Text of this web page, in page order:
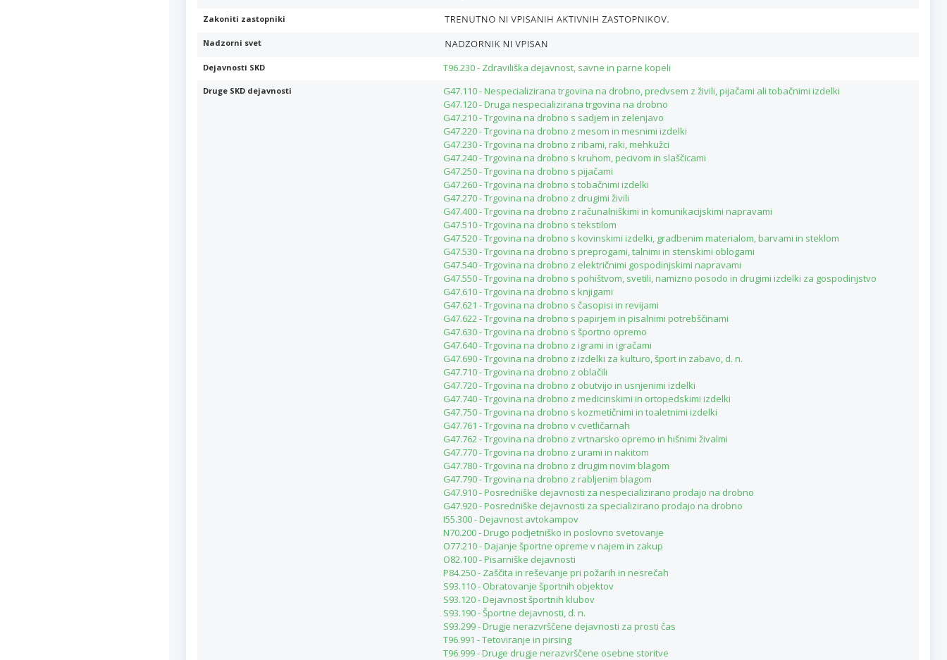
Zakoniti zastopniki
Nadzorni svet
Dejavnosti SKD T96.230 - Zdraviliška dejavnost, savne in parne kopeli
Druge SKD dejavnosti
G47.110 - Nespecializirana trgovina na drobno, predvsem z živili, pijačami ali tobačnimi izdelki
G47.120 - Druga nespecializirana trgovina na drobno
G47.210 - Trgovina na drobno s sadjem in zelenjavo
G47.220 - Trgovina na drobno z mesom in mesnimi izdelki
G47.230 - Trgovina na drobno z ribami, raki, mehkužci
G47.240 - Trgovina na drobno s kruhom, pecivom in slaščicami
G47.250 - Trgovina na drobno s pijačami
G47.260 - Trgovina na drobno s tobačnimi izdelki
G47.270 - Trgovina na drobno z drugimi živili
G47.400 - Trgovina na drobno z računalniškimi in komunikacijskimi napravami
G47.510 - Trgovina na drobno s tekstilom
G47.520 - Trgovina na drobno s kovinskimi izdelki, gradbenim materialom, barvami in steklom
G47.530 - Trgovina na drobno s preprogami, talnimi in stenskimi oblogami
G47.540 - Trgovina na drobno z električnimi gospodinjskimi napravami
G47.550 - Trgovina na drobno s pohištvom, svetili, namizno posodo in drugimi izdelki za gospodinjstvo
G47.610 - Trgovina na drobno s knjigami
G47.621 - Trgovina na drobno s časopisi in revijami
G47.622 - Trgovina na drobno s papirjem in pisalnimi potrebščinami
G47.630 - Trgovina na drobno s športno opremo
G47.640 - Trgovina na drobno z igrami in igračami
G47.690 - Trgovina na drobno z izdelki za kulturo, šport in zabavo, d. n.
G47.710 - Trgovina na drobno z oblačili
G47.720 - Trgovina na drobno z obutvijo in usnjenimi izdelki
G47.740 - Trgovina na drobno z medicinskimi in ortopedskimi izdelki
G47.750 - Trgovina na drobno s kozmetičnimi in toaletnimi izdelki
G47.761 - Trgovina na drobno v cvetličarnah
G47.762 - Trgovina na drobno z vrtnarsko opremo in hišnimi živalmi
G47.770 - Trgovina na drobno z urami in nakitom
G47.780 - Trgovina na drobno z drugim novim blagom
G47.790 - Trgovina na drobno z rabljenim blagom
G47.910 - Posredniške dejavnosti za nespecializirano prodajo na drobno
G47.920 - Posredniške dejavnosti za specializirano prodajo na drobno
I55.300 - Dejavnost avtokampov
N70.200 - Drugo podjetniško in poslovno svetovanje
O77.210 - Dajanje športne opreme v najem in zakup
O82.100 - Pisarniške dejavnosti
P84.250 - Zaščita in reševanje pri požarih in nesrečah
S93.110 - Obratovanje športnih objektov
S93.120 - Dejavnost športnih klubov
S93.190 - Športne dejavnosti, d. n.
S93.299 - Drugje nerazvrščene dejavnosti za prosti čas
T96.991 - Tetoviranje in pirsing
T96.999 - Druge drugje nerazvrščene osebne storitve